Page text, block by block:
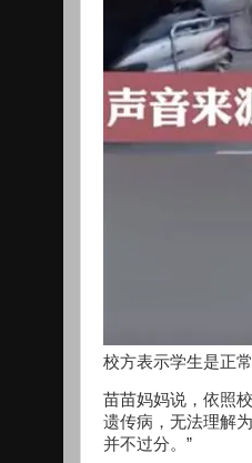
校方表示学生是正
苗苗妈妈说，依照
遗传病，无法理解
并不过分。”